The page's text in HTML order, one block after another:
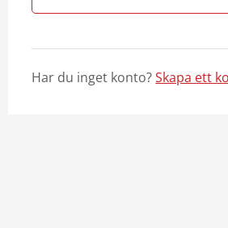
Har du inget konto?Skapa ett